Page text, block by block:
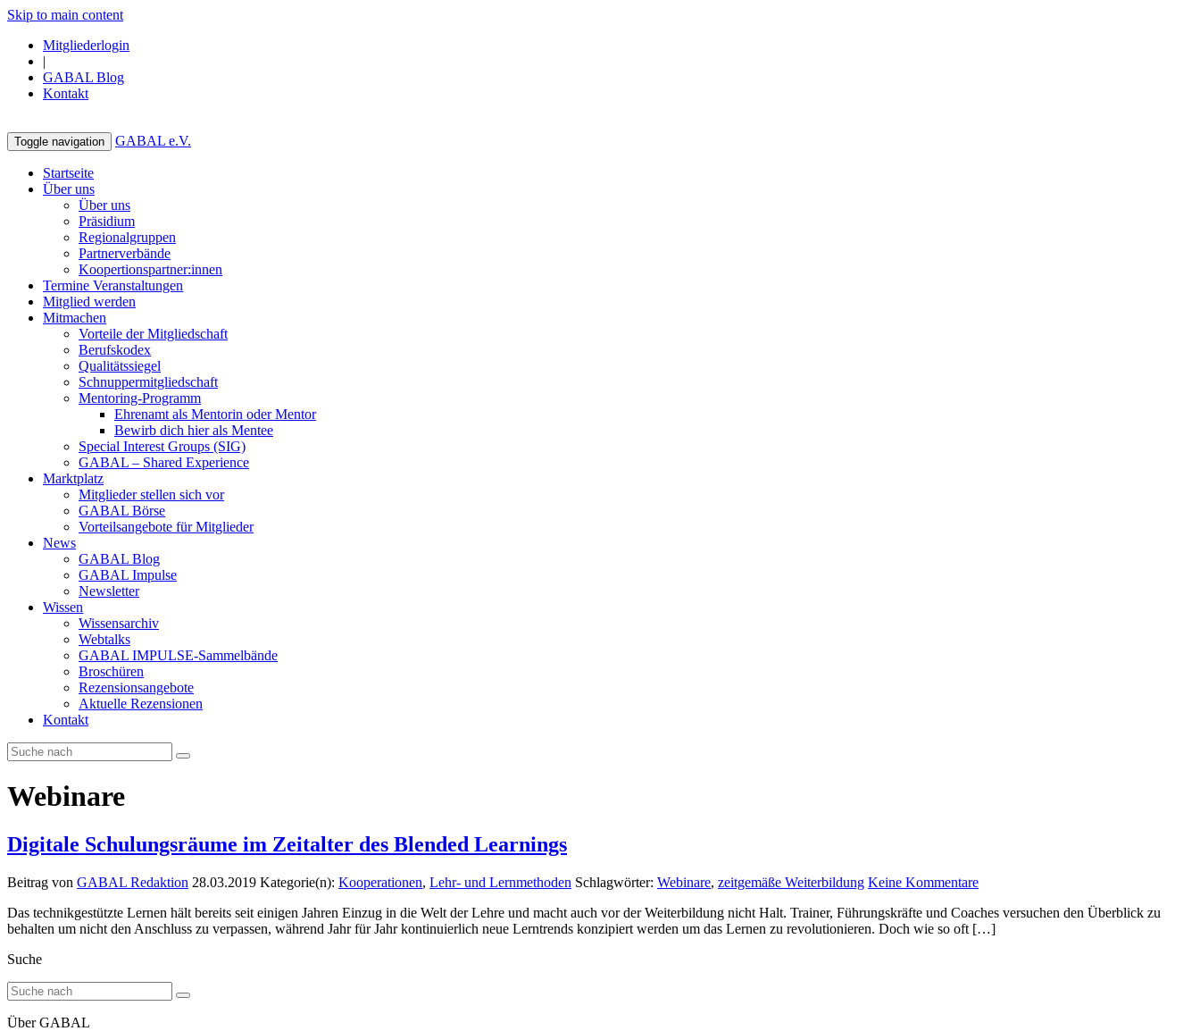
Skip to main content
Mitgliederlogin
|
GABAL Blog
Kontakt
Toggle navigation GABAL e.V.
Startseite
Über uns
Über uns
Präsidium
Regionalgruppen
Partnerverbände
Koopertionspartner:innen
Termine Veranstaltungen
Mitglied werden
Mitmachen
Vorteile der Mitgliedschaft
Berufskodex
Qualitätssiegel
Schnuppermitgliedschaft
Mentoring-Programm
Ehrenamt als Mentorin oder Mentor
Bewirb dich hier als Mentee
Special Interest Groups (SIG)
GABAL – Shared Experience
Marktplatz
Mitglieder stellen sich vor
GABAL Börse
Vorteilsangebote für Mitglieder
News
GABAL Blog
GABAL Impulse
Newsletter
Wissen
Wissensarchiv
Webtalks
GABAL IMPULSE-Sammelbände
Broschüren
Rezensionsangebote
Aktuelle Rezensionen
Kontakt
Webinare
Digitale Schulungsräume im Zeitalter des Blended Learnings
Beitrag von GABAL Redaktion 28.03.2019 Kategorie(n): Kooperationen, Lehr- und Lernmethoden Schlagwörter: Webinare, zeitgemäße Weiterbildung Keine Kommentare
Das technikgestützte Lernen hält bereits seit einigen Jahren Einzug in die Welt der Lehre und macht auch vor der Weiterbildung nicht Halt. Trainer, Führungskräfte und Coaches versuchen den Überblick zu
behalten um nicht den Anschluss zu verpassen, während Jahr für Jahr kontinuierlich neue Lerntrends konzipiert werden um das Lernen zu revolutionieren. Doch wie so oft […]
Suche
Über GABAL